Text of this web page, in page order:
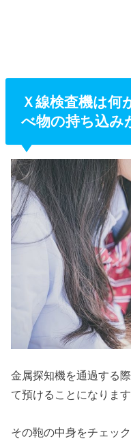
Ｘ線検査機は何
べ物の持ち込み
金属探知機を通過する
て預けることになります
その鞄の中身をチェッ